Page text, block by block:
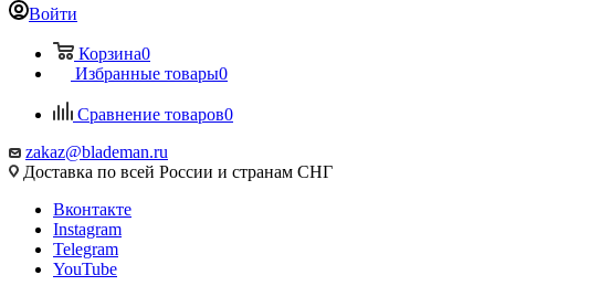
Войти
Корзина0
Избранные товары0
Сравнение товаров0
zakaz@blademan.ru
Доставка по всей России и странам СНГ
Вконтакте
Instagram
Telegram
YouTube